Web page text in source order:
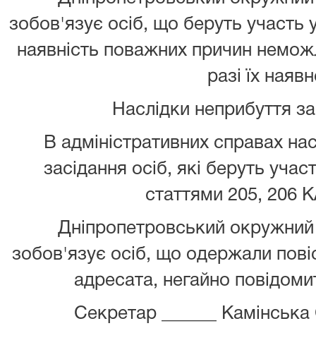
зобов'язує осіб, що беруть участь
наявність поважних причин
разі їх
Наслідки неприбуття
В адміністративних справах
засідання осіб, які беруть
статтями 205, 206
Дніпропетровський окружний
зобов'язує осіб, що одержали
адресата, негайно
Секретар ______ Камінська